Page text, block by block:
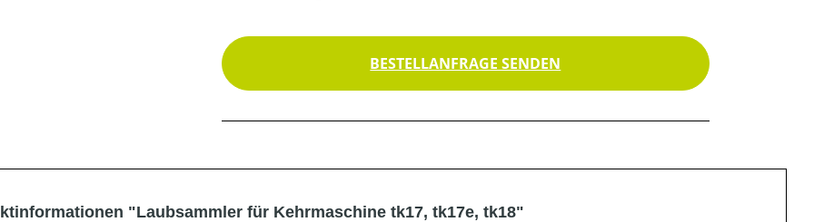
BESTELLANFRAGE SENDEN
"Laubsammler für Kehrmaschine tk17, tk17e, tk18"